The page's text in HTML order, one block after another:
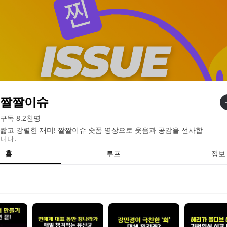
짤짤이슈
구독 8.2천명
짧고 강렬한 재미! 짤짤이슈 숏폼 영상으로 웃음과 공감을 선사합
니다.
홈
루프 정보